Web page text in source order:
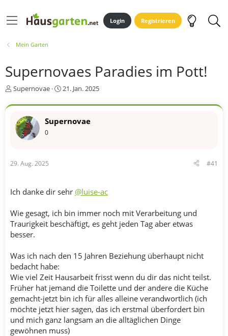
Login Registrieren
Mein Garten
Supernovaes Paradies im Pott!
E
s
e
r
Supernovae
E
s
e
21. Jan. 2025
Supernovae
0
29. Aug. 2025 #41
Ich danke dir sehr @luise-ac
Wie gesagt, ich bin immer noch mit Verarbeitung und
Traurigkeit beschäftigt, es geht jeden Tag aber etwas
besser.
Was ich nach den 15 Jahren Beziehung überhaupt nicht
bedacht habe:
Wie viel Zeit Hausarbeit frisst wenn du dir das nicht teilst.
Früher hat jemand die Toilette und der andere die Küche
gemacht-jetzt bin ich für alles alleine verandwortlich (ich
möchte jetzt hier sagen, das ich erstmal überfordert bin
und mich ganz langsam an die alltäglichen Dinge
gewöhnen muss)